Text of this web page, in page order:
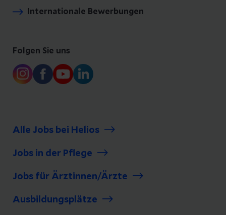
Internationale Bewerbungen
Folgen Sie uns
Alle Jobs bei Helios
Jobs in der Pflege
Jobs für Ärztinnen/Ärzte
Ausbildungsplätze